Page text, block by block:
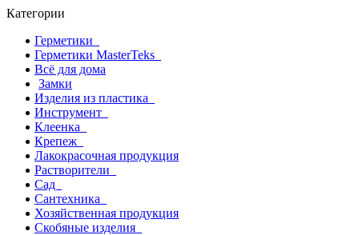
Категории
Герметики
Герметики MasterTeks
Всё для дома
Замки
Изделия из пластика
Инструмент
Клеенка
Крепеж
Лакокрасочная продукция
Растворители
Сад
Сантехника
Хозяйственная продукция
Скобяные изделия